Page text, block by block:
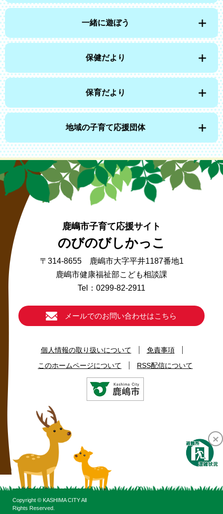
一緒に遊ぼう
保健だより
保育だより
地域の子育て応援団体
鹿嶋市子育て応援サイト
のびのびしかっこ
〒314-8655 鹿嶋市大字平井1187番地1
鹿嶋市健康福祉部こども相談課
Tel：0299-82-2911
メールでのお問い合わせはこちら
個人情報の取り扱いについて
免責事項
このホームページについて
RSS配信について
Copyright © KASHIMA CITY All
Rights Reserved.